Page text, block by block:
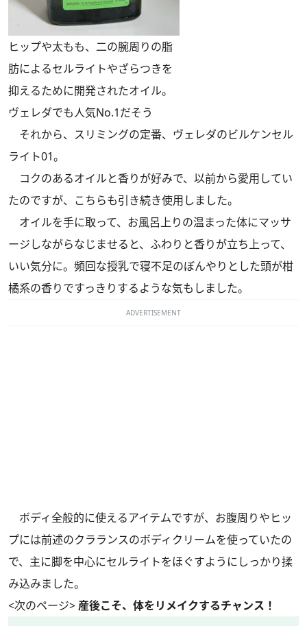
ヒップや太もも、二の腕周りの脂
肪によるセルライトやざらつきを
抑えるために開発されたオイル。
ヴェレダでも人気No.1だそう
それから、スリミングの定番、ヴェレダのビルケンセル
ライト01。
コクのあるオイルと香りが好みで、以前から愛用してい
たのですが、こちらも引き続き使用しました。
オイルを手に取って、お風呂上りの温まった体にマッサ
ージしながらなじませると、ふわりと香りが立ち上って、
いい気分に。頻回な授乳で寝不足のぼんやりとした頭が柑
橘系の香りですっきりするような気もしました。
ADVERTISEMENT
ボディ全般的に使えるアイテムですが、お腹周りやヒッ
プには前述のクラランスのボディクリームを使っていたの
で、主に脚を中心にセルライトをほぐすようにしっかり揉
み込みました。
<次のページ>産後こそ、体をリメイクするチャンス！